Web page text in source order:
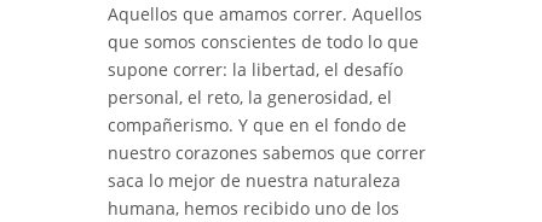
Aquellos que amamos correr. Aquellos
que somos conscientes de todo lo que
supone correr: la libertad, el desafío
personal, el reto, la generosidad, el
compañerismo. Y que en el fondo de
nuestro corazones sabemos que correr
saca lo mejor de nuestra naturaleza
humana, hemos recibido uno de los